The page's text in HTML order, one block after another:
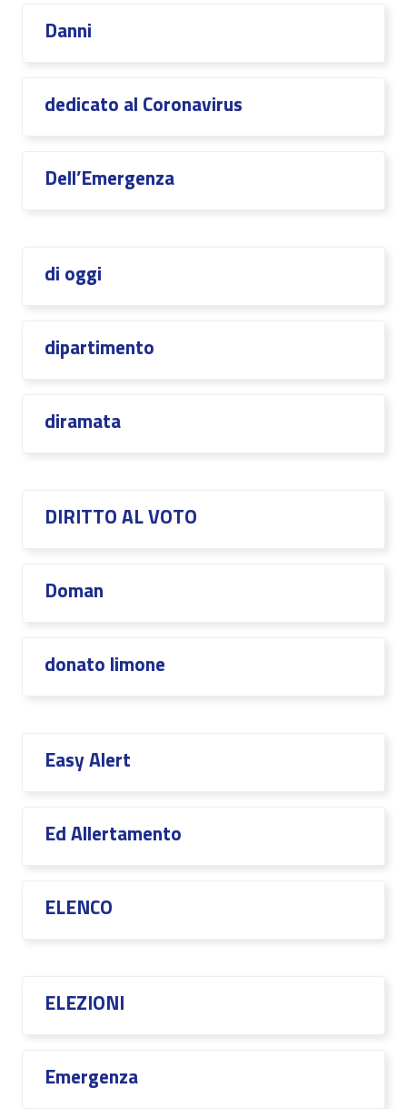
Danni
dedicato al Coronavirus
Dell’Emergenza
di oggi
dipartimento
diramata
DIRITTO AL VOTO
Doman
donato limone
Easy Alert
Ed Allertamento
ELENCO
ELEZIONI
Emergenza